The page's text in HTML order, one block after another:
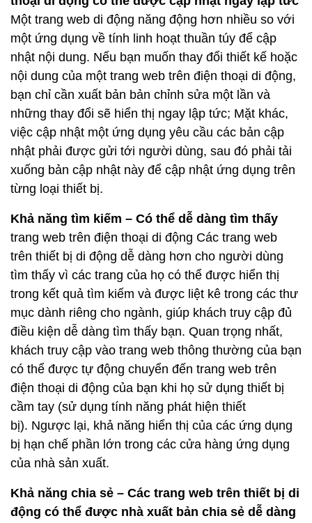
Một trang web di động năng động hơn nhiều so với
một ứng dụng về tính linh hoạt thuần túy để cập
nhật nội dung. Nếu bạn muốn thay đổi thiết kế hoặc
nội dung của một trang web trên điện thoại di động,
bạn chỉ cần xuất bản bản chỉnh sửa một lần và
những thay đổi sẽ hiển thị ngay lập tức; Mặt khác,
việc cập nhật một ứng dụng yêu cầu các bản cập
nhật phải được gửi tới người dùng, sau đó phải tải
xuống bản cập nhật này để cập nhật ứng dụng trên
từng loại thiết bị.
Khả năng tìm kiếm – Có thể dễ dàng tìm thấy
trang web trên điện thoại di động Các trang web
trên thiết bị di động dễ dàng hơn cho người dùng
tìm thấy vì các trang của họ có thể được hiển thị
trong kết quả tìm kiếm và được liệt kê trong các thư
mục dành riêng cho ngành, giúp khách truy cập đủ
điều kiện dễ dàng tìm thấy bạn. Quan trọng nhất,
khách truy cập vào trang web thông thường của bạn
có thể được tự động chuyển đến trang web trên
điện thoại di động của bạn khi họ sử dụng thiết bị
cầm tay (sử dụng tính năng phát hiện thiết
bị). Ngược lại, khả năng hiển thị của các ứng dụng
bị hạn chế phần lớn trong các cửa hàng ứng dụng
của nhà sản xuất.
Khả năng chia sẻ – Các trang web trên thiết bị di
động có thể được nhà xuất bản chia sẻ dễ dàng